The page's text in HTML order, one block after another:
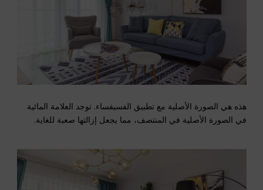
هذه هي الصورة الأصلية مع تطبيق الفسيفساء. توجد العلامة المائية
في الصورة الأصلية في المنتصف، مما يجعل إزالتها صعبة للغاية.